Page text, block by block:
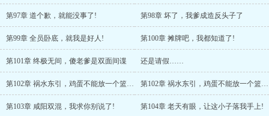
第97章 道个歉，就能没事了! 第98章 坏了，我爹成造反头子了
第99章 全员卧底，就我是好人! 第100章 摊牌吧，我都知道了!
第101章 终极无间，傻老爹是双面间谍 还是请假……
第102章 祸水东引，鸡蛋不能放一个篮子! 第102章 祸水东引，鸡蛋不能放一个篮子!
第103章 咸阳双混，我求你别说了! 第104章 老天有眼，让这小子落我手上!